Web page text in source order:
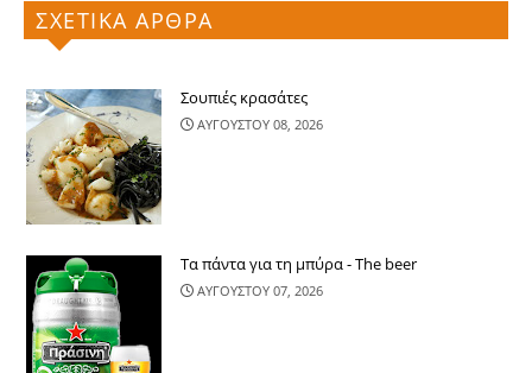
ΣΧΕΤΙΚΑ ΑΡΘΡΑ
Σουπιές κρασάτες
ΑΥΓΟΥΣΤΟΥ 08, 2026
Τα πάντα για τη μπύρα - The beer
ΑΥΓΟΥΣΤΟΥ 07, 2026